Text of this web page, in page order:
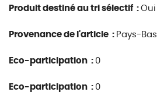
Produit destiné au tri sélectif : Oui
Provenance de l'article : Pays-Bas
Eco-participation : 0
Eco-participation : 0